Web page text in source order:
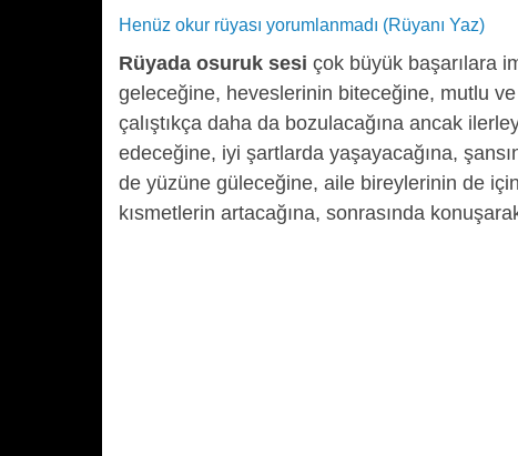
Henüz okur rüyası yorumlanmadı (Rüyanı Yaz)
Rüyada osuruk sesi çok büyük başarılara
geleceğine, heveslerinin biteceğine, mutlu
çalıştıkça daha da bozulacağına ancak
edeceğine, iyi şartlarda yaşayacağına,
de yüzüne güleceğine, aile bireylerinin de
kısmetlerin artacağına, sonrasında